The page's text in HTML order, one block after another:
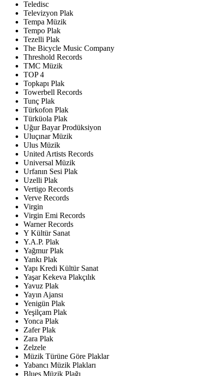
Teledisc
Televizyon Plak
Tempa Müzik
Tempo Plak
Tezelli Plak
The Bicycle Music Company
Threshold Records
TMC Müzik
TOP 4
Topkapı Plak
Towerbell Records
Tunç Plak
Türkofon Plak
Türküola Plak
Uğur Bayar Prodüksiyon
Uluçınar Müzik
Ulus Müzik
United Artists Records
Universal Müzik
Urfanın Sesi Plak
Uzelli Plak
Vertigo Records
Verve Records
Virgin
Virgin Emi Records
Warner Records
Y Kültür Sanat
Y.A.P. Plak
Yağmur Plak
Yankı Plak
Yapı Kredi Kültür Sanat
Yaşar Kekeva Plakçılık
Yavuz Plak
Yayın Ajansı
Yenigün Plak
Yeşilçam Plak
Yonca Plak
Zafer Plak
Zara Plak
Zelzele
Müzik Türüne Göre Plaklar
Yabancı Müzik Plakları
Blues Müzik Plağı